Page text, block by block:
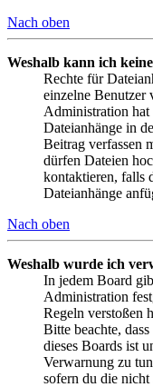
Nach oben
Weshalb kann ich
Rechte für
einzelne Benutzer
Administration hat
Dateianhänge in
Beitrag verfassen
dürfen Dateien
kontaktieren, falls
Dateianhänge
Nach oben
Weshalb wurde ich
In jedem Board
Administration
Regeln verstoßen
Bitte beachte,
dieses Boards ist
Verwarnung zu
sofern du die